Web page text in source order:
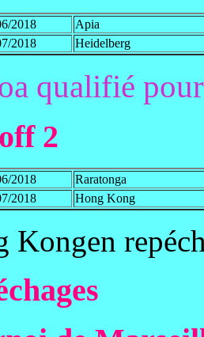
2018
Apia
2018
Heidelberg
qualifié
2
2018
Raratonga
2018
Hong Kong
Kongen